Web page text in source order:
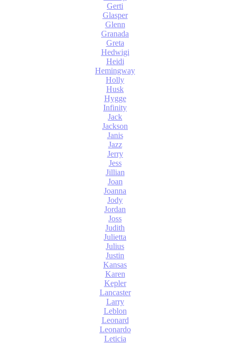
Gerti
Glasper
Glenn
Granada
Greta
Hedwigi
Heidi
Hemingway
Holly
Husk
Hygge
Infinity
Jack
Jackson
Janis
Jazz
Jerry
Jess
Jillian
Joan
Joanna
Jody
Jordan
Joss
Judith
Julietta
Julius
Justin
Kansas
Karen
Kepler
Lancaster
Larry
Leblon
Leonard
Leonardo
Leticia